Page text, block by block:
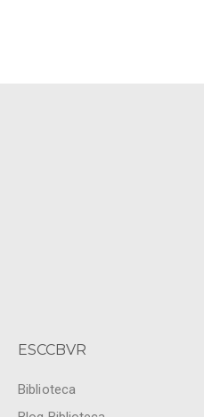
ESCCBVR
Biblioteca